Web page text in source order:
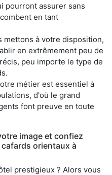
pourront assurer sans
en tant
mettons à votre disposition,
en extrêmement peu de
peu importe le type de
métier est essentiel à
d'où le grand
font preuve en toute
image et confiez
orientaux à
prestigieux ? Alors vous